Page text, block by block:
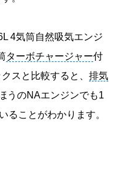
4気筒自然吸気エンジ
ターボチャージャー付
スと比較すると、 排気
うのNAエンジンでも1
ることがわかります。